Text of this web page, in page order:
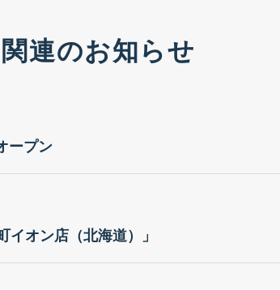
関連のお知らせ
ープン
オン店（北海道）」